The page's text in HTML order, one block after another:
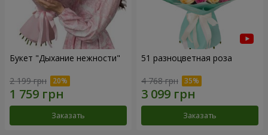
Букет "Дыхание нежности"
2 199 грн
Заказать
51 разноцветная роза
4 768 грн
Заказать